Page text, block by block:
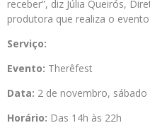
receber”, diz Júlia Queirós,
produtora que realiza o
Serviço:
Evento: Therêfest
Data: 2 de novembro, sábado
Horário: Das 14h às 22h